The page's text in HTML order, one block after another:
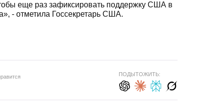
еще раз зафиксировать поддержку США в
- отметила Госсекретарь США.
ПОДЫТОЖИТЬ: